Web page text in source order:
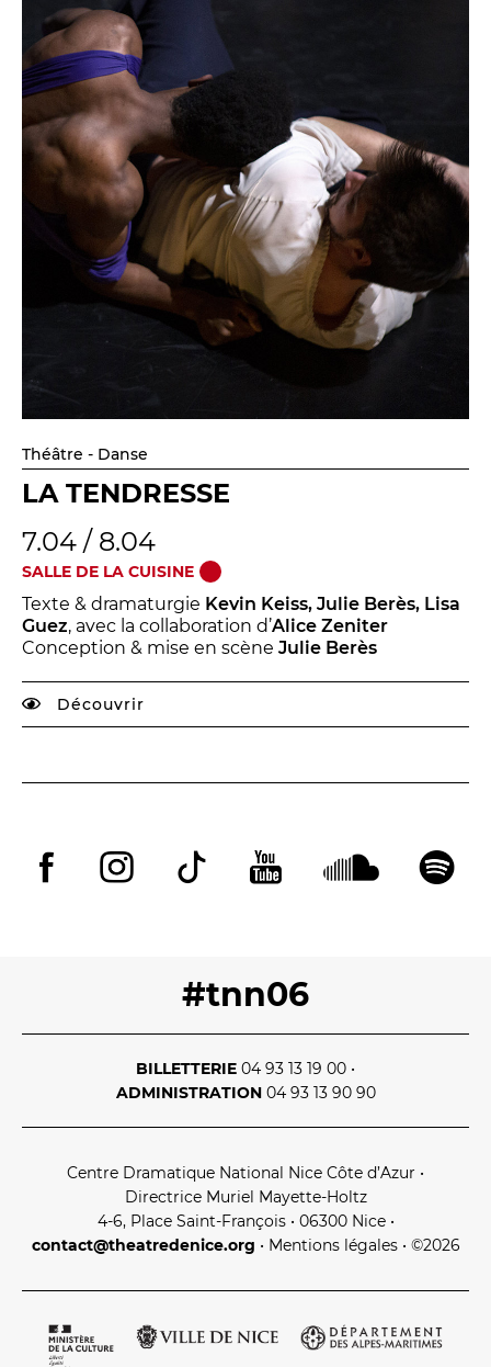
Théâtre - Danse
LA TENDRESSE
7.04 / 8.04
SALLE DE LA CUISINE
Texte & dramaturgie Kevin Keiss, Julie Berès, Lisa
Guez, avec la collaboration d’Alice Zeniter
Conception & mise en scène Julie Berès
Découvrir
#tnn06
BILLETTERIE 04 93 13 19 00 •
ADMINISTRATION 04 93 13 90 90
Centre Dramatique National Nice Côte d’Azur •
Directrice Muriel Mayette‑Holtz
4‑6, Place Saint‑François • 06300 Nice •
contact@theatredenice.org • Mentions légales• ©2026